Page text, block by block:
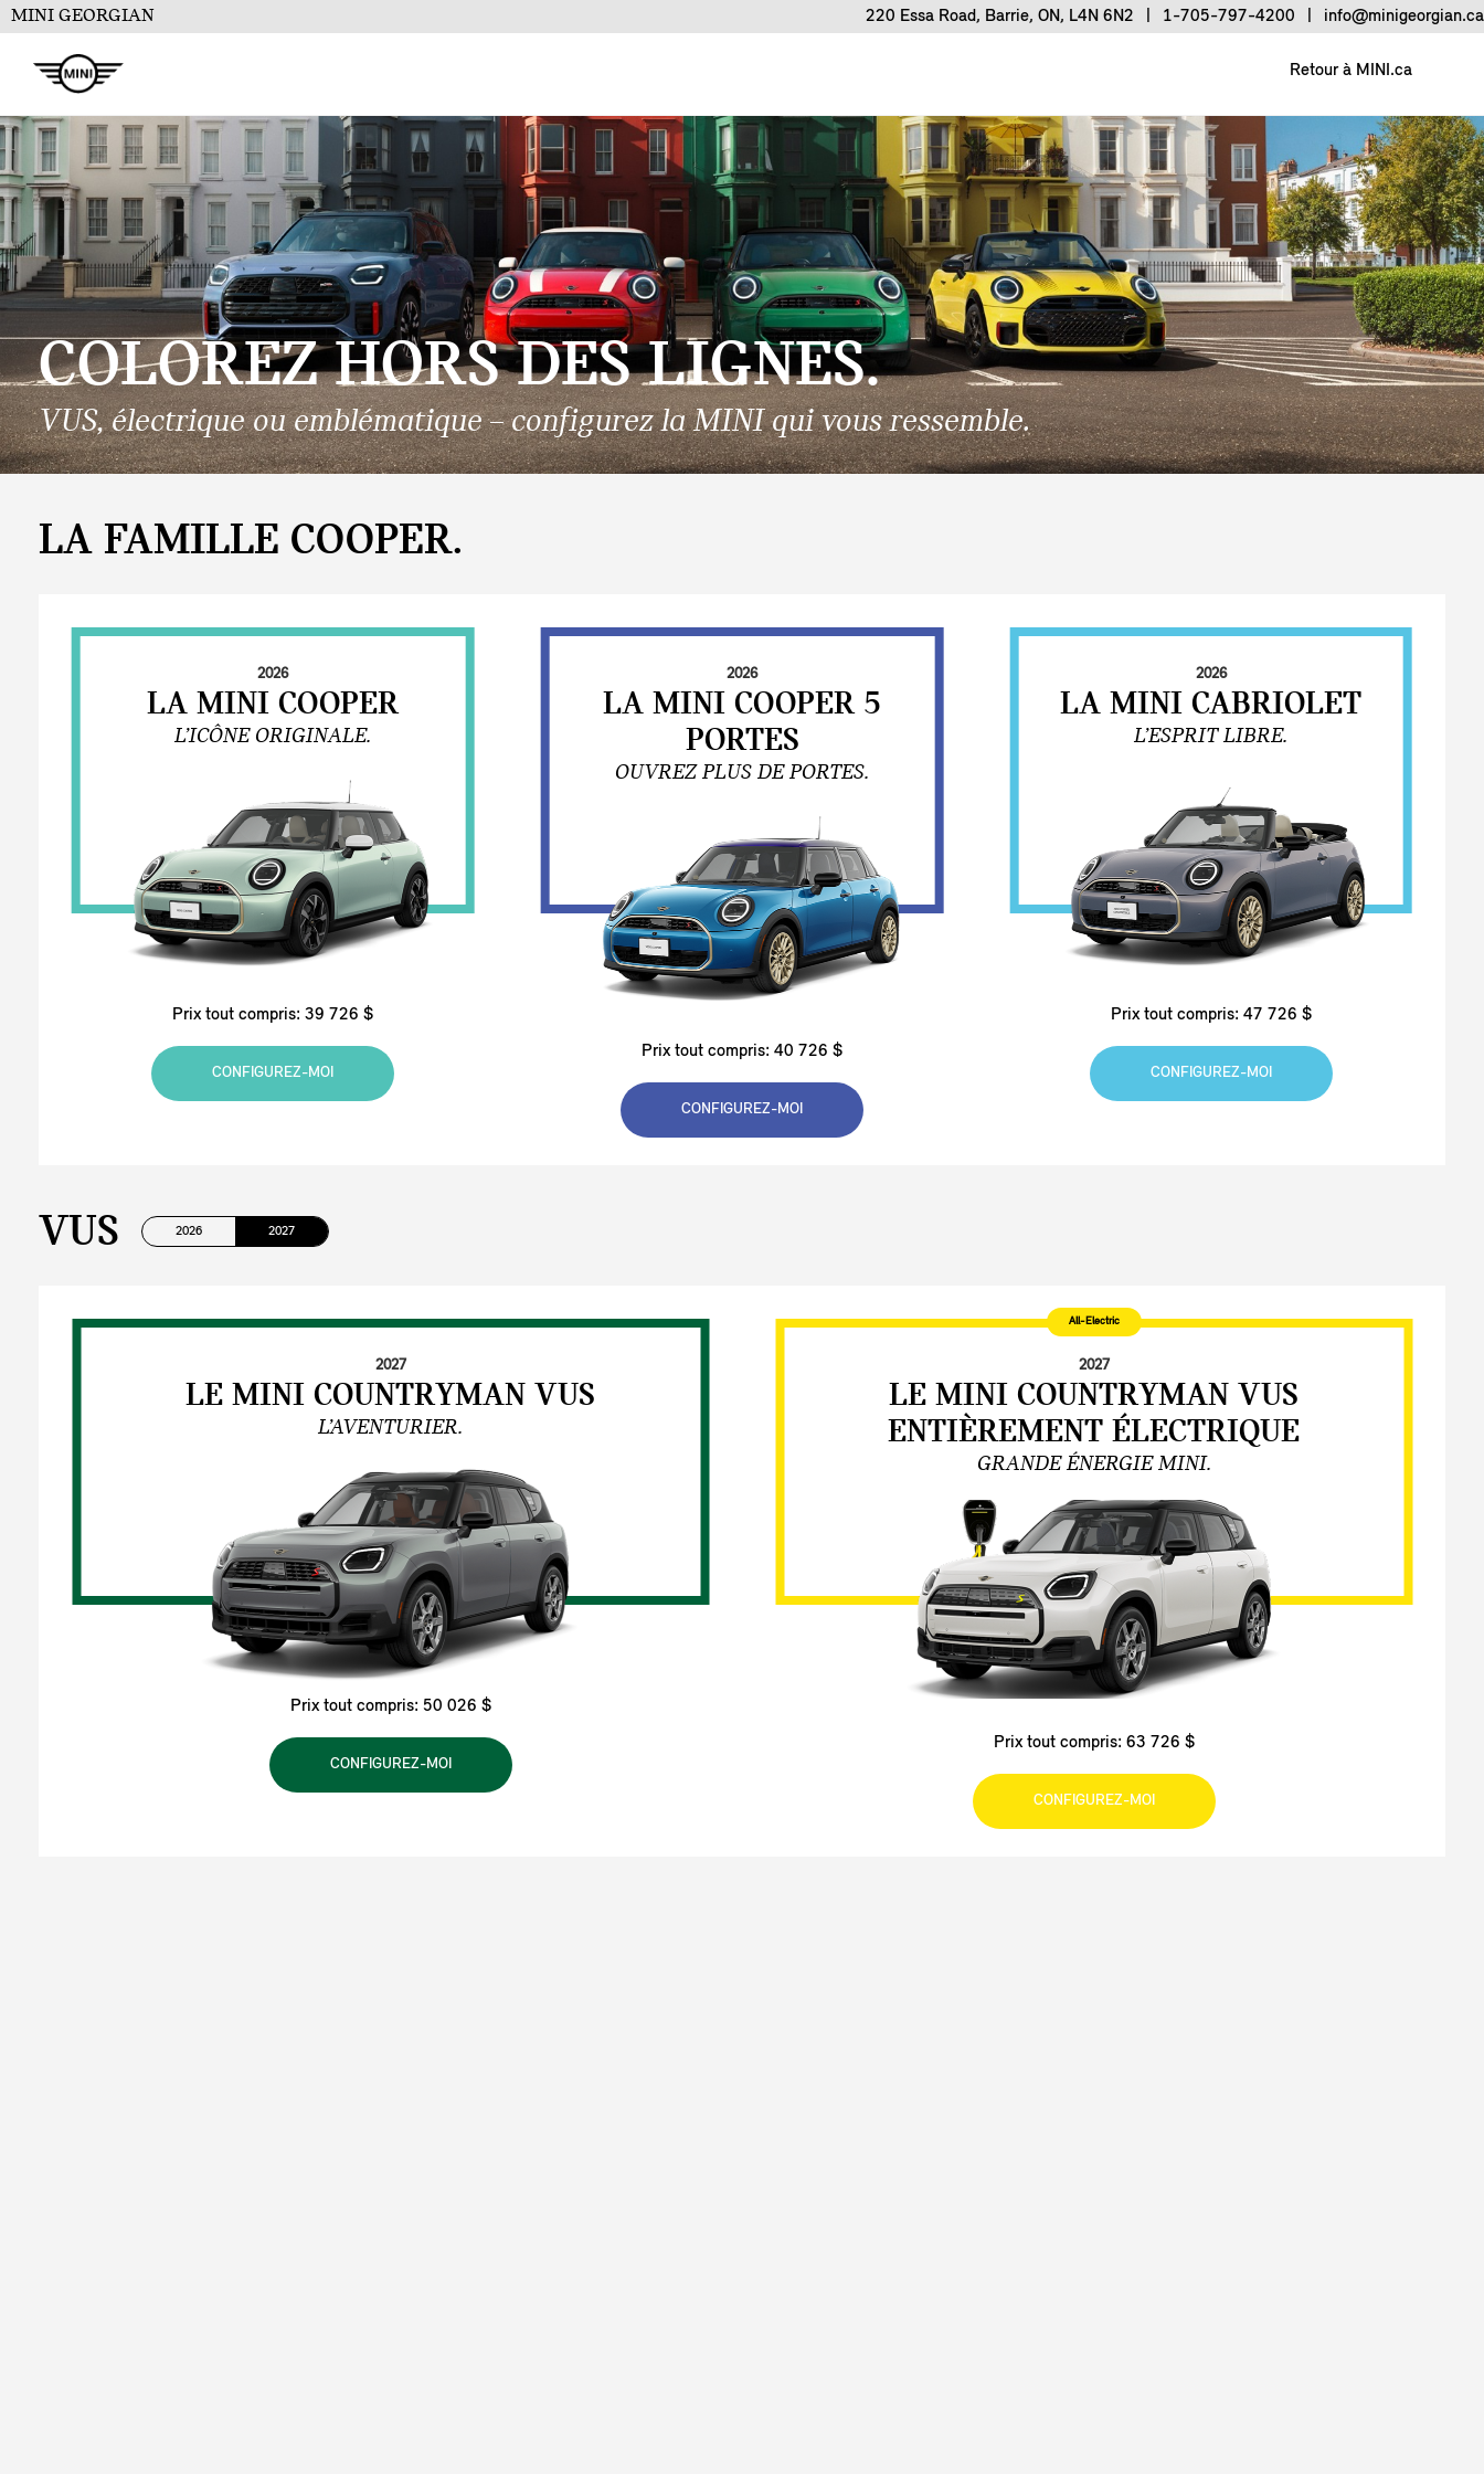
MINI GEORGIAN 220 Essa Road, Barrie, ON, L4N 6N2 1-705-797-4200 info@minigeorgian.ca
Retour à MINI.ca
COLOREZHORS DES LIGNES.
VUS, électrique ou emblématique – configurez la MINI qui vous ressemble.
LA FAMILLE COOPER.
2026
LA MINI COOPER
L’ICÔNE ORIGINALE.
Prix tout compris: 39 726 $
CONFIGUREZ-MOI
2026
LA MINI COOPER 5
PORTES
OUVREZ PLUS DE PORTES.
Prix tout compris: 40 726 $
CONFIGUREZ-MOI
2026
LA MINI CABRIOLET
L’ESPRIT LIBRE.
Prix tout compris: 47 726 $
CONFIGUREZ-MOI
VUS 2026 2027
2027
LE MINI COUNTRYMAN VUS
L’AVENTURIER.
Prix tout compris: 50 026 $
CONFIGUREZ-MOI
All-Electric
2027
LE MINI COUNTRYMAN VUS
ENTIÈREMENT ÉLECTRIQUE
GRANDE ÉNERGIE MINI.
Prix tout compris: 63 726 $
CONFIGUREZ-MOI